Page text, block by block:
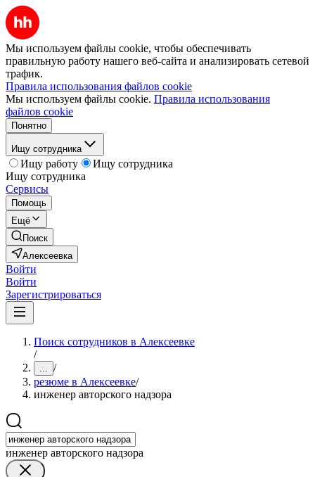
Мы используем файлы cookie, чтобы обеспечивать
правильную работу нашего веб-сайта и анализировать сетевой
трафик.
Правила использования файлов cookie
Мы используем файлы cookie. Правила использования
файлов cookie
Понятно
Ищу сотрудника
Ищу работу
Ищу сотрудника
Ищу сотрудника
Сервисы
Помощь
Ещё
Поиск
Алексеевка
Войти
Войти
Зарегистрироваться
Поиск сотрудников в Алексеевке
/
... /
резюме в Алексеевке/
инженер авторского надзора
инженер авторского надзора